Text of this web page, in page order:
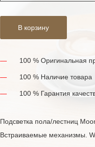
В корзину
100 % Оригинальная
100 % Наличие товара
100 % Гарантия
Подсветка пола/лестниц
Встраиваемые механизмы.